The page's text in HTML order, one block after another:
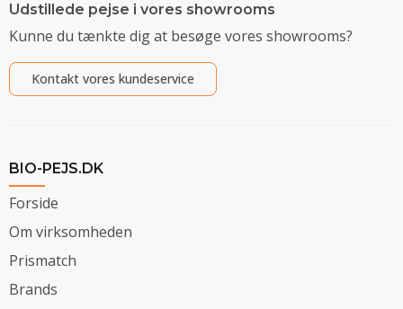
Udstillede pejse i vores showrooms
Kunne du tænkte dig at besøge vores showrooms?
Kontakt vores kundeservice
BIO-PEJS.DK
Forside
Om virksomheden
Prismatch
Brands